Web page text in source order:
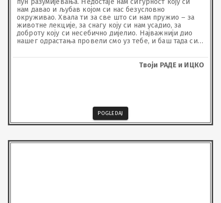
нам давао и љубав којом си нас безусловно
окруживао. Хвала ти за све што си нам пружио – за
животне лекције, за снагу коју си нам усадио, за
доброту коју си несебично дијелио. Најважнији дио
нашег одрастања провели смо уз тебе, и баш тада си
како остати достојанствен у сваком тренутку. Дао си
нам темеље за живот и снагу да идемо даље, трудећи
која говоре више од свега. Ни бол, ни тешки
тренуци нису могли да промијене оно што си био –
човјек великог срца, пун љубави и бриге за друге.
се кроз живот иде уздигнуте главе. Чиста душо наша.
Твоји РАДЕ и ИЦКО
POGLEDAJ